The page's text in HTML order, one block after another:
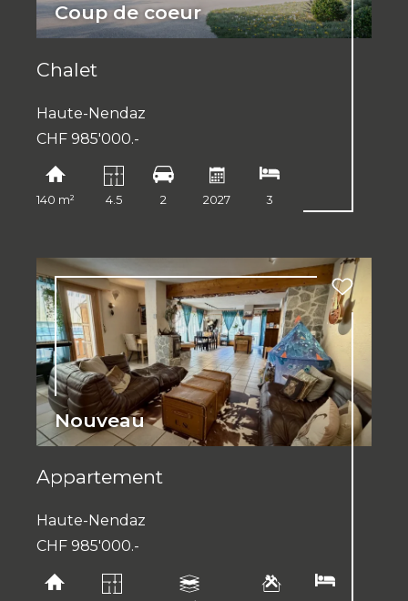
Coup de coeur
Chalet
Haute-Nendaz
CHF 985'000.-
140 m² 4.5 2 2027 3
Nouveau
Appartement
Haute-Nendaz
CHF 985'000.-